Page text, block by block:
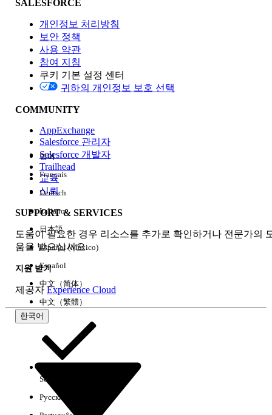
기능 영향
Edition
경험
SALESFORCE
개인정보 처리방침
보안 정책
사용 약관
참여 지침
쿠키 기본 설정 센터
귀하의 개인정보 보호 선택
COMMUNITY
AppExchange
Salesforce 관리자
Salesforce 개발자
Trailhead
교육
신뢰
SUPPORT & SERVICES
도움이 필요한 경우 리소스를 추가로 확인하거나 전문가의
움을 받으십시오.
지원 받기
제공자 Experience Cloud
한국어
영어
Français
Deutsch
Italiano
日本語
Español (México)
Español
中文（简体）
中文（繁體）
Select Org
Русский